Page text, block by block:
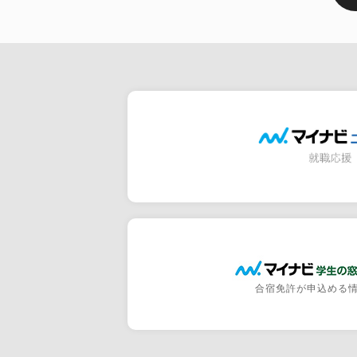
合宿免許が申込める